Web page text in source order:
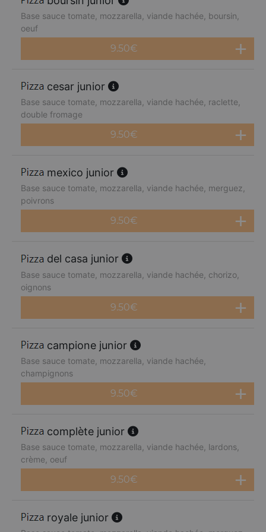
Base sauce tomate, mozzarella, viande hachée, boursin,
oeuf
9.50€
cesar junior
Base sauce tomate, mozzarella, viande hachée, raclette,
double fromage
9.50€
mexico junior
Base sauce tomate, mozzarella, viande hachée, merguez,
poivrons
9.50€
del casa junior
Base sauce tomate, mozzarella, viande hachée, chorizo,
oignons
9.50€
campione junior
Base sauce tomate, mozzarella, viande hachée,
champignons
9.50€
complète junior
Base sauce tomate, mozzarella, viande hachée, lardons,
crème, oeuf
9.50€
royale junior